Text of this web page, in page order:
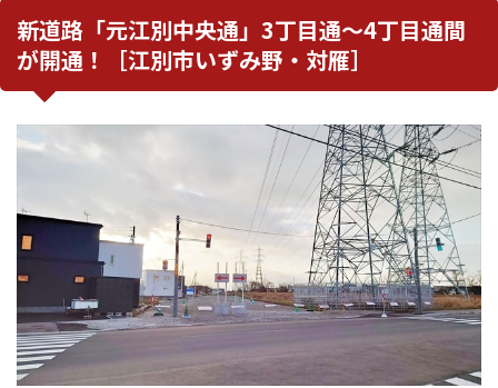
新道路「元江別中央通」3丁目通～4丁目通間
が開通！［江別市いずみ野・対雁］